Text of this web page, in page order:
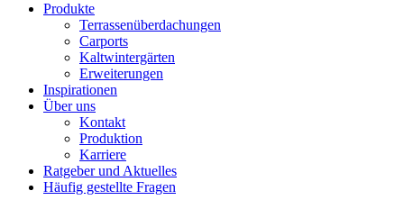
Produkte
Terrassenüberdachungen
Carports
Kaltwintergärten
Erweiterungen
Inspirationen
Über uns
Kontakt
Produktion
Karriere
Ratgeber und Aktuelles
Häufig gestellte Fragen